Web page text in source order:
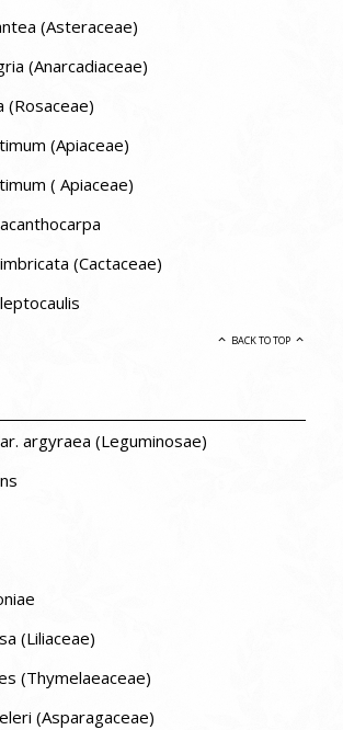
(Asteraceae)
(Anarcadiaceae)
(Rosaceae)
(Apiaceae)
( Apiaceae)
(Cactaceae)
BACK TO TOP
argyraea (Leguminosae)
(Liliaceae)
(Thymelaeaceae)
(Asparagaceae)